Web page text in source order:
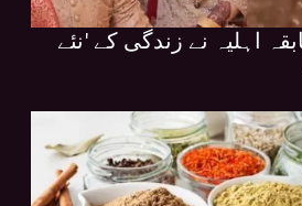
اہلیہ نے زندگی کے 'نئے